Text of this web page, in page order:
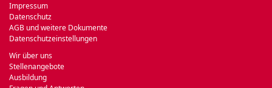
Impressum
Datenschutz
AGB und weitere Dokumente
Datenschutzeinstellungen
Wir über uns
Stellenangebote
Ausbildung